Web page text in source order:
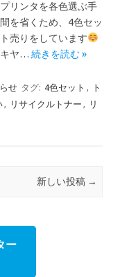
プリンタを各色選ぶ手
間を省くため、4色セッ
ト売りをしています
キヤ… 続きを読む »
せ タグ: 4色セット ,
ト
, リサイクルトナー ,
リ
新しい投稿 →
ー